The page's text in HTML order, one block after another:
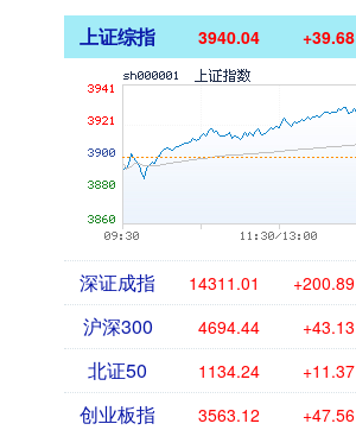
上证综指 3940.04 +39.68
深证成指 14311.01 +200.89
沪深300 4694.44 +43.13
北证50 1134.24 +11.37
创业板指 3563.12 +47.56